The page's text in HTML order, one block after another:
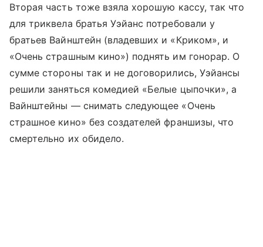
Вторая часть тоже взяла хорошую кассу, так что
для триквела братья Уэйанс потребовали у
братьев Вайнштейн (владевших и «Криком», и
«Очень страшным кино») поднять им гонорар. О
сумме стороны так и не договорились, Уэйансы
решили заняться комедией «Белые цыпочки», а
Вайнштейны — снимать следующее «Очень
страшное кино» без создателей франшизы, что
смертельно их обидело.